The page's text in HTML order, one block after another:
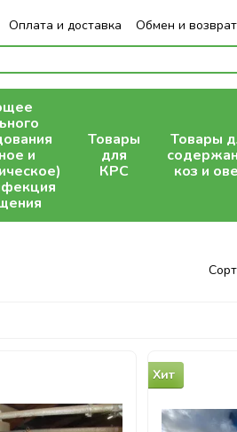
Оплата и доставка Обмен и возврат
и
Товары
для
КРС
Товары
коз и
Хит